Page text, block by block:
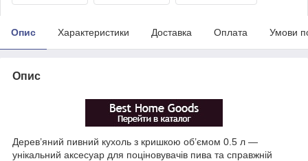
Опис Характеристики Доставка Оплата Умови
Опис
Дерев’яний пивний кухоль з кришкою об’ємом 0.5 л —
унікальний аксесуар для поціновувачів пива та справжній